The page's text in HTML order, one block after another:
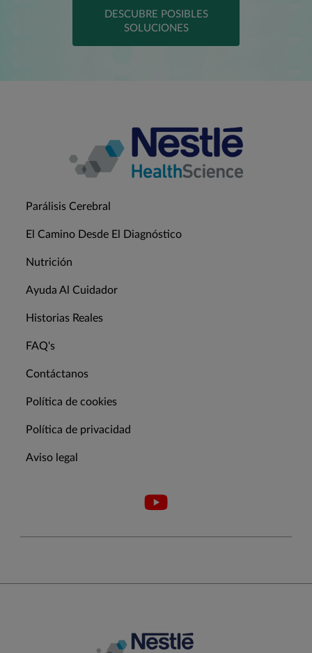
DESCUBRE POSIBLES
SOLUCIONES
Parálisis Cerebral
El Camino Desde El Diagnóstico
Nutrición
Ayuda Al Cuidador
Historias Reales
FAQ's
Contáctanos
Política de cookies
Política de privacidad
Aviso legal